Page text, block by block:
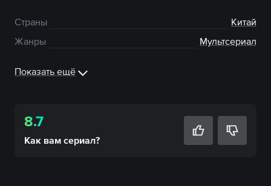
Страны
Китай
Жанры
Мультсериал
Показать ещё
8.7
Как вам сериал?